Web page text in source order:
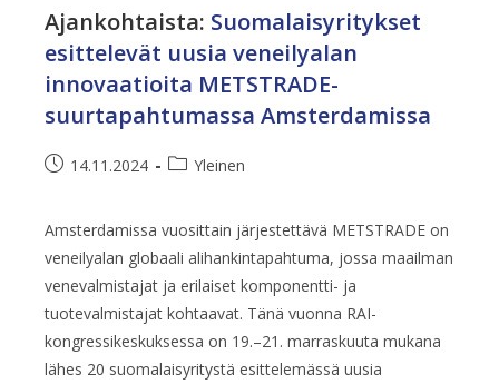
Båtbranschen
På
METSTRADE-
Mässan
I
Amsterdam
Ajankohtaista: Suomalaisyritykset
esittelevät uusia veneilyalan
innovaatioita METSTRADE-
suurtapahtumassa Amsterdamissa
Artikkeli14.11.2024
Artikkelin
Yleinen
Amsterdamissa vuosittain järjestettävä METSTRADE on
veneilyalan globaali alihankintapahtuma, jossa maailman
venevalmistajat ja erilaiset komponentti- ja
tuotevalmistajat kohtaavat. Tänä vuonna RAI-
kongressikeskuksessa on 19.–21. marraskuuta mukana
lähes 20 suomalaisyritystä esittelemässä uusia